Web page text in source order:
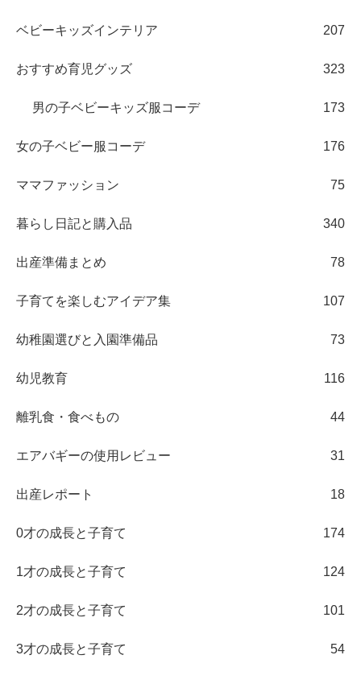
ベビーキッズインテリア 207
おすすめ育児グッズ 323
男の子ベビーキッズ服コーデ 173
女の子ベビー服コーデ 176
ママファッション 75
暮らし日記と購入品 340
出産準備まとめ 78
子育てを楽しむアイデア集 107
幼稚園選びと入園準備品 73
幼児教育 116
離乳食・食べもの 44
エアバギーの使用レビュー 31
出産レポート 18
0才の成長と子育て 174
1才の成長と子育て 124
2才の成長と子育て 101
3才の成長と子育て 54